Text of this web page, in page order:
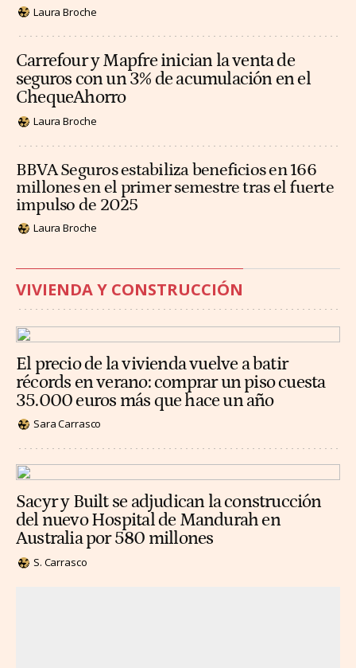
Laura Broche
Carrefour y Mapfre inician la venta de
seguros con un 3% de acumulación en el
ChequeAhorro
Laura Broche
BBVA Seguros estabiliza beneficios en 166
millones en el primer semestre tras el fuerte
impulso de 2025
Laura Broche
VIVIENDA Y CONSTRUCCIÓN
El precio de la vivienda vuelve a batir
récords en verano: comprar un piso cuesta
35.000 euros más que hace un año
Sara Carrasco
Sacyr y Built se adjudican la construcción
del nuevo Hospital de Mandurah en
Australia por 580 millones
S. Carrasco